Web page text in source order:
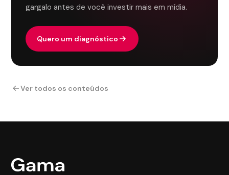
gargalo antes de você investir mais em mídia.
Quero um diagnóstico
Ver todos os conteúdos